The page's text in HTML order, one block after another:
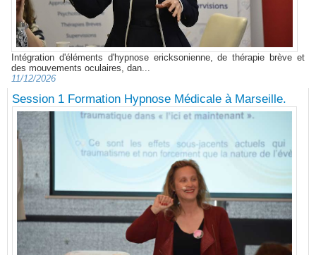
Intégration d'éléments d'hypnose ericksonienne, de thérapie brève et
des mouvements oculaires, dan...
11/12/2026
Session 1 Formation Hypnose Médicale à Marseille.